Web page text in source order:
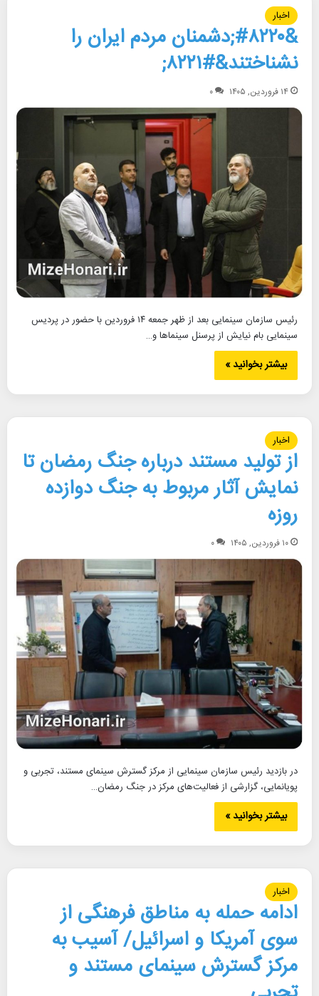
اخبار
&#۸۲۲۰;دشمنان مردم ایران را
نشناختند&#۸۲۲۱;
۱۴ فروردین, ۱۴۰۵ ۰
رئیس سازمان سینمایی بعد از ظهر جمعه ۱۴ فروردین با حضور در پردیس
سینمایی بام نیایش از پرسنل سینماها و…
بیشتر بخوانید »
اخبار
از تولید مستند درباره جنگ رمضان تا
نمایش آثار مربوط به جنگ دوازده
روزه
۱۰ فروردین, ۱۴۰۵ ۰
در بازدید رئیس سازمان سینمایی از مرکز گسترش سینمای مستند، تجربی و
پویانمایی، گزارشی از فعالیت‌های مرکز در جنگ رمضان…
بیشتر بخوانید »
اخبار
ادامه حمله به مناطق فرهنگی از
سوی آمریکا و اسرائیل/ آسیب به
مرکز گسترش سینمای مستند و